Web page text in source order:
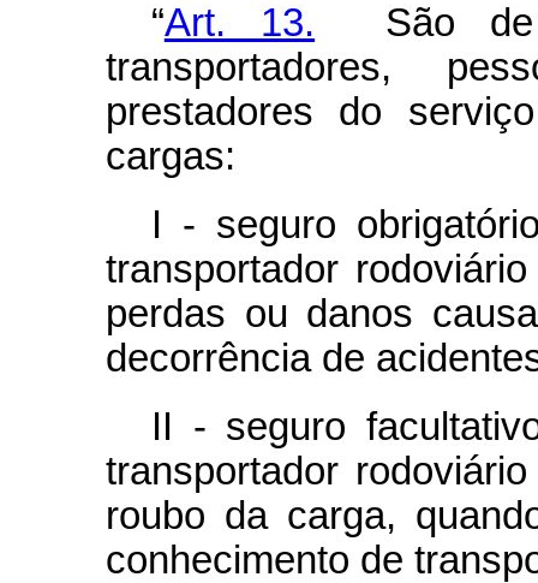
“Art. 13. São de
transportadores,
prestadores do
cargas:
I - seguro
transportador
perdas ou danos
decorrência de
II - seguro
transportador
roubo da carga,
conhecimento de